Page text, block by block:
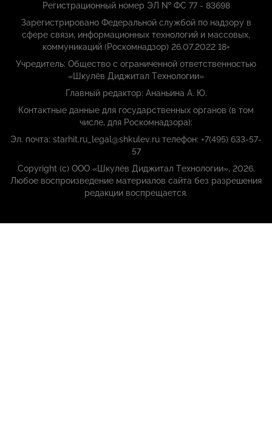
Регистрационный номер ЭЛ № ФС 77 - 83698
Зарегистрировано Федеральной службой по надзору в
сфере связи, информационных технологий и массовых,
коммуникаций (Роскомнадзор) 26.07.2022 18+
Учредитель: Общество с ограниченной ответственностью
«Шкулёв Диджитал Технологии»
Главный редактор: Ананьина А. Ю.
Контактные данные для государственных органов (в том
числе, для Роскомнадзора):
Эл. почта: starhit.ru_legal@shkulev.ru телефон: +7(495) 633-57-
57
Copyright (с) ООО «Шкулёв Диджитал Технологии», 2026.
Любое воспроизведение материалов сайта без разрешения
редакции воспрещается.